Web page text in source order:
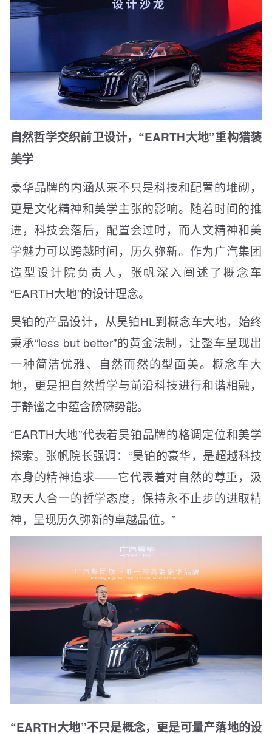
自然哲学交织前卫设计，“EARTH大地”重构猎装
美学
豪华品牌的内涵从来不只是科技和配置的堆砌，
更是文化精神和美学主张的影响。随着时间的推
进，科技会落后，配置会过时，而人文精神和美
学魅力可以跨越时间，历久弥新。作为广汽集团
造型设计院负责人，张帆深入阐述了概念车
“EARTH大地”的设计理念。
昊铂的产品设计，从昊铂HL到概念车大地，始终
秉承“less but better”的黄金法制，让整车呈现出
一种简洁优雅、自然而然的型面美。概念车大
地，更是把自然哲学与前沿科技进行和谐相融，
于静谧之中蕴含磅礴势能。
“EARTH大地”代表着昊铂品牌的格调定位和美学
探索。张帆院长强调：“昊铂的豪华，是超越科技
本身的精神追求——它代表着对自然的尊重，汲
取天人合一的哲学态度，保持永不止步的进取精
神，呈现历久弥新的卓越品位。”
“EARTH大地”不只是概念，更是可量产落地的设